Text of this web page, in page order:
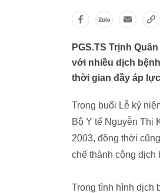
PGS.TS Trịnh
với nhiều dịch
thời gian đầy áp
Trong buổi Lễ kỷ
Bộ Y tế Nguyễn Thị
2003, đồng thời
chế thành công dịch
Trong tình hình dịch